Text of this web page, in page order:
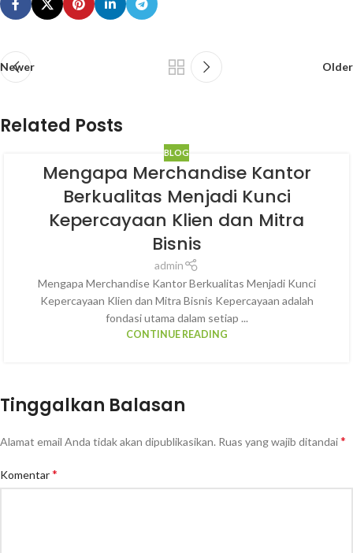
Newer Older
Related Posts
BLOG
Mengapa Merchandise Kantor
Berkualitas Menjadi Kunci
Kepercayaan Klien dan Mitra
Bisnis
admin
Mengapa Merchandise Kantor Berkualitas Menjadi Kunci
Kepercayaan Klien dan Mitra Bisnis Kepercayaan adalah
fondasi utama dalam setiap ...
CONTINUE READING
Tinggalkan Balasan
Alamat email Anda tidak akan dipublikasikan. Ruas yang wajib ditandai*
Komentar*